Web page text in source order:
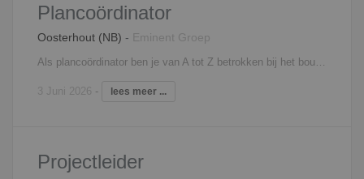
Plancoördinator
Oosterhout (NB) - Eminent Groep
3 Juni 2026 - lees meer ...
Projectleider